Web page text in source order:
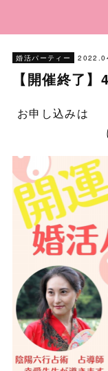
婚活パーティー
【開催終了
お申し込みは